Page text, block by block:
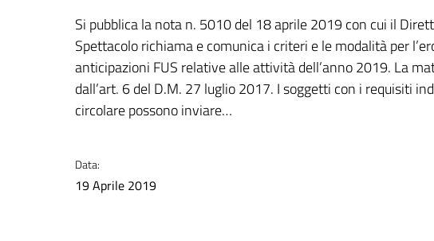
Si pubblica la nota n. 5010 del 18 aprile 2019 con cui il
Spettacolo richiama e comunica i criteri e le modalità per
anticipazioni FUS relative alle attività dell’anno 2019. La
dall’art. 6 del D.M. 27 luglio 2017. I soggetti con i requisiti
circolare possono inviare…
Data:
19 Aprile 2019